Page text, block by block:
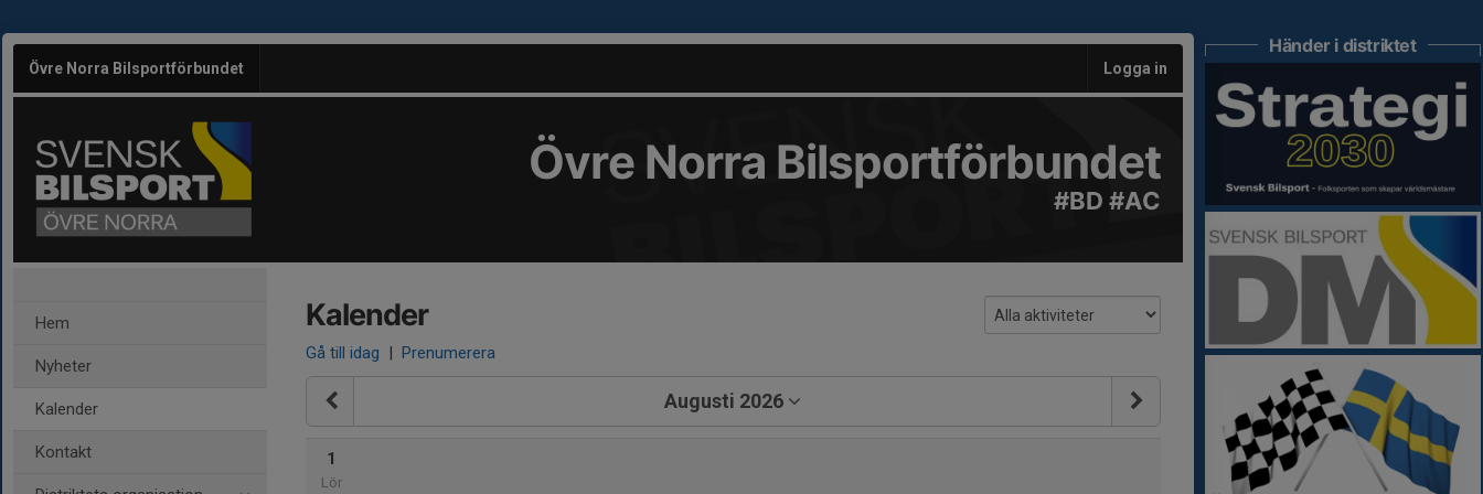
Övre Norra Bilsportförbundet Logga in
Övre Norra Bilsportförbundet
#BD #AC
Hem
Nyheter
Kalender
Kontakt
Kalender
Gå till idag | Prenumerera
Augusti 2026
1
Lör
Händer i distriktet